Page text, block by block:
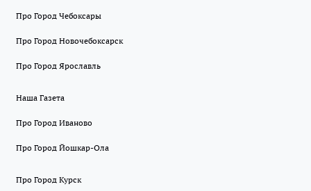
Про Город Чебоксары
Про Город Новочебоксарск
Про Город Ярославль
Наша Газета
Про Город Иваново
Про Город Йошкар-Ола
Про Город Курск